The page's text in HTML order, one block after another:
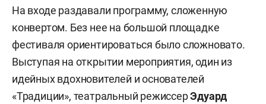
На входе раздавали программу, сложенную
конвертом. Без нее на большой площадке
фестиваля ориентироваться было сложновато.
Выступая на открытии мероприятия, один из
идейных вдохновителей и основателей
«Традиции», театральный режиссерЭдуард